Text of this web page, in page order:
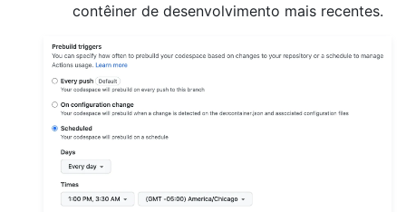
contêiner de desenvolvimento mais recentes.